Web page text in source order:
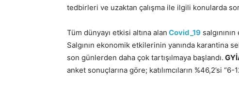
tedbirleri ve uzaktan çalışma ile ilgili konularda
Tüm dünyayı etkisi altına alan Covid_19
Salgının ekonomik etkilerinin yanında karantina
son günlerden daha çok tartışılmaya başlandı.
anket sonuçlarına göre; katılımcıların %46,2’si